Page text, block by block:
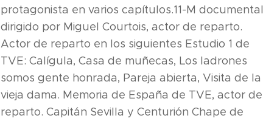
protagonista en varios capítulos.11-M documental
dirigido por Miguel Courtois, actor de reparto.
Actor de reparto en los siguientes Estudio 1 de
TVE: Calígula, Casa de muñecas, Los ladrones
somos gente honrada, Pareja abierta, Visita de la
vieja dama. Memoria de España de TVE, actor de
reparto. Capitán Sevilla y Centurión Chape de